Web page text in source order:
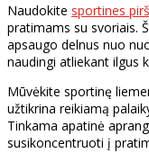
Naudokite sportines
pratimams su svoriais.
apsaugo delnus nuo
naudingi atliekant ilgus
Mūvėkite sportinę
užtikrina reikiamą
Tinkama apatinė
susikoncentruoti į